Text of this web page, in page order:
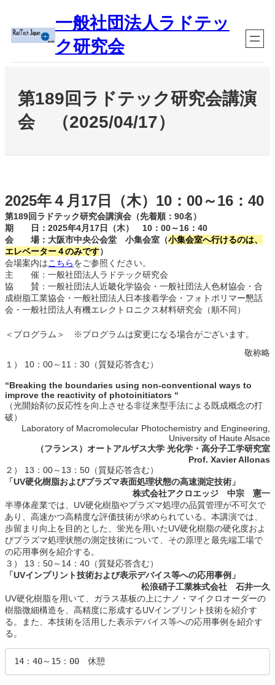
ス
一般社団法人ラドテッ
ク研究会
第189回ラドテック研究会講演
会 （2025/04/17）
2025年４月17日（木）10：00～16：40
第189回ラドテック研究会講演会（先着順：90名）
期 日：2025年4月17日（木） 10：00～16：40
会 場：大阪市中央公会堂 小集会室（小集会室へ行けるのは、
エレベーター４のみです）
会場案内はこちらをご参照ください。
主 催：一般社団法人ラドテック研究会
協 賛：一般社団法人近畿化学協会・一般社団法人色材協会・合
成樹脂工業協会・一般社団法人日本接着学会・フォトポリマー懇話
会・一般社団法人有機エレクトロニクス材料研究会（順不同）
＜プログラム＞ ※プログラムは変更になる場合がございます。
敬称略
１） 10：00～11：30（質疑応答含む）
“Breaking the boundaries using non-conventional ways to
improve the reactivity of photoinitiators “
（光開始剤の反応性を向上させる非従来型手法による既成概念の打
破）
Laboratory of Macromolecular Photochemistry and Engineering,
University of Haute Alsace
（フランス）オートアルザス大学 光化学・高分子工学研究室
Prof. Xavier Allonas
２） 13：00～13：50（質疑応答含む）
「UV硬化樹脂およびプラズマ表面処理状態の高速測定技術」
株式会社アクロエッジ 中宗 憲一
半導体産業では、UV硬化樹脂やプラズマ処理の品質管理が不可欠で
あり、高速かつ高精度な評価技術が求められている。本講演では、
歩留まり向上を目的とした、蛍光を用いたUV硬化樹脂の硬化度およ
びプラズマ処理状態の測定技術について、その原理と最先端工場で
の応用事例を紹介する。
３） 13：50～14：40（質疑応答含む）
「UVインプリント技術および表示デバイス等への応用事例」
松浪硝子工業株式会社 石井一久
UV硬化樹脂を用いて、ガラス基板の上にナノ・マイクロオーダーの
樹脂微細構造を、高精度に形成するUVインプリント技術を紹介す
る。また、本技術を活用した表示デバイス等への応用事例を紹介す
る。
14：40～15：00　休憩